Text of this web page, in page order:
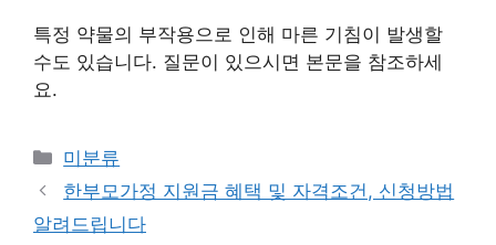
특정 약물의 부작용으로 인해 마른 기침이 발생할
수도 있습니다. 질문이 있으시면 본문을 참조하세
요.
Categories
미분류
한부모가정 지원금 혜택 및 자격조건, 신청방법
알려드립니다